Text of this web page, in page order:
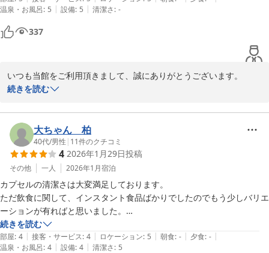
た。
試合には勝ったものの、暑さで疲労が頂点に達しており明日の試合の影
響を気にしていました。しかし、気持ちのよいサウナ・足を伸ばせる大
ふらるさんは利用料金が低く抑えておりお財布にも優しいです。それだ
クそしてビジネスでの利用も対応できると感じます。
チームメイトにもふらるさんを勧めています。
次回利用時もよろしくお願いします。
温泉・お風呂: 5 | 設備: 5 | 清潔さ: -
337
いつも当館をご利用頂きまして、誠にありがとうございます。
試合、連勝とのことで大変嬉しいです。
今後も皆様の疲れを癒せるよう、より良い施設にしていきます。
またのご利用、スタッフ一同お待ちいたしております。
2025-09-02
続きを読む
大ちゃん 柏
40代/男性 | 11件のクチコミ
4 2026年1月29日投稿
その他 一人 2026年1月宿泊
カプセルの清潔さは大変満足しております。
ただ飲食に関して、インスタント食品ばかりでしたのでもう少しバリエ
ーションが有ればと思いました。
でも総合的には満足しております。
続きを読む
部屋: 4 | 接客・サービス: 4 | ロケーション: 5 | 朝食: - | 夕食: - |
温泉・お風呂: 4 | 設備: 4 | 清潔さ: 5